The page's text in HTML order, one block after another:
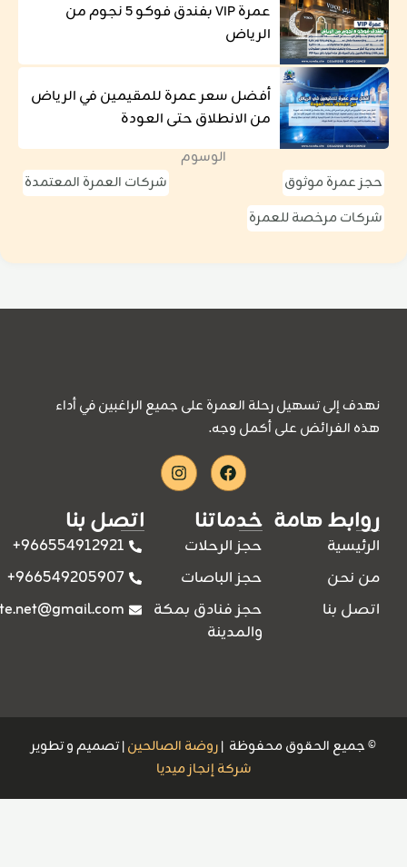
عمرة VIP بفندق فوكو 5 نجوم من
الرياض
أفضل سعر عمرة للمقيمين في الرياض
من الانطلاق حتى العودة
الوسوم
حجز عمرة موثوق
شركات العمرة المعتمدة
شركات مرخصة للعمرة
نهدف إلى تسهيل رحلة العمرة على جميع الراغبين في أداء
هذه الفرائض على أكمل وجه.
Facebook
Instagram
روابط هامة
الرئيسية
من نحن
اتصل بنا
خدماتنا
حجز الرحلات
حجز الباصات
حجز فنادق بمكة
والمدينة
اتصل بنا
966554912921+
966549205907+
© جميع الحقوق محفوظة |روضة الصالحين| تصميم و تطوير
شركة إنجاز ميديا